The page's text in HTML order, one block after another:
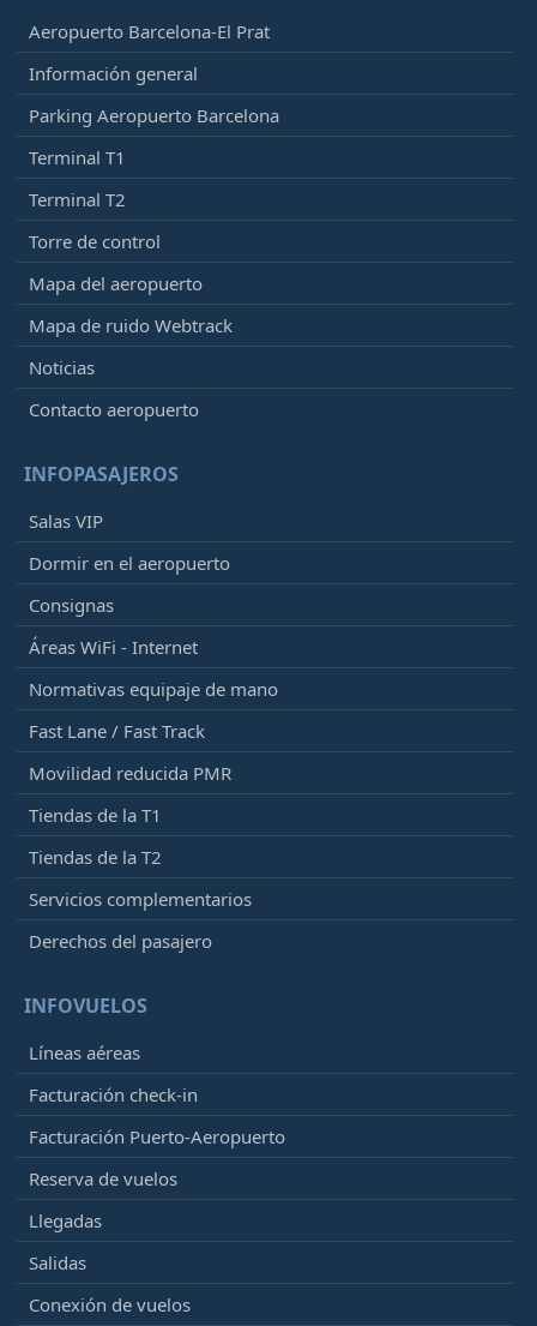
Aeropuerto Barcelona-El Prat
Información general
Parking Aeropuerto Barcelona
Terminal T1
Terminal T2
Torre de control
Mapa del aeropuerto
Mapa de ruido Webtrack
Noticias
Contacto aeropuerto
INFOPASAJEROS
Salas VIP
Dormir en el aeropuerto
Consignas
Áreas WiFi - Internet
Normativas equipaje de mano
Fast Lane / Fast Track
Movilidad reducida PMR
Tiendas de la T1
Tiendas de la T2
Servicios complementarios
Derechos del pasajero
INFOVUELOS
Líneas aéreas
Facturación check-in
Facturación Puerto-Aeropuerto
Reserva de vuelos
Llegadas
Salidas
Conexión de vuelos